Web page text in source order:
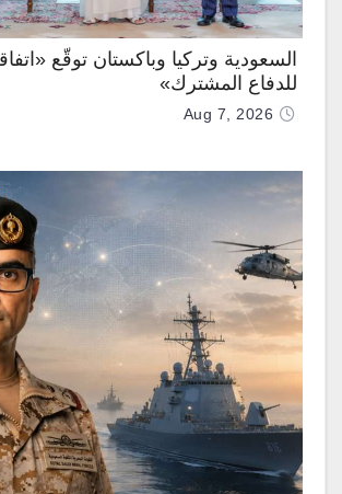
السعودية وتركيا وباكستان توقّع
للدفاع المشترك»
Aug 7, 2026